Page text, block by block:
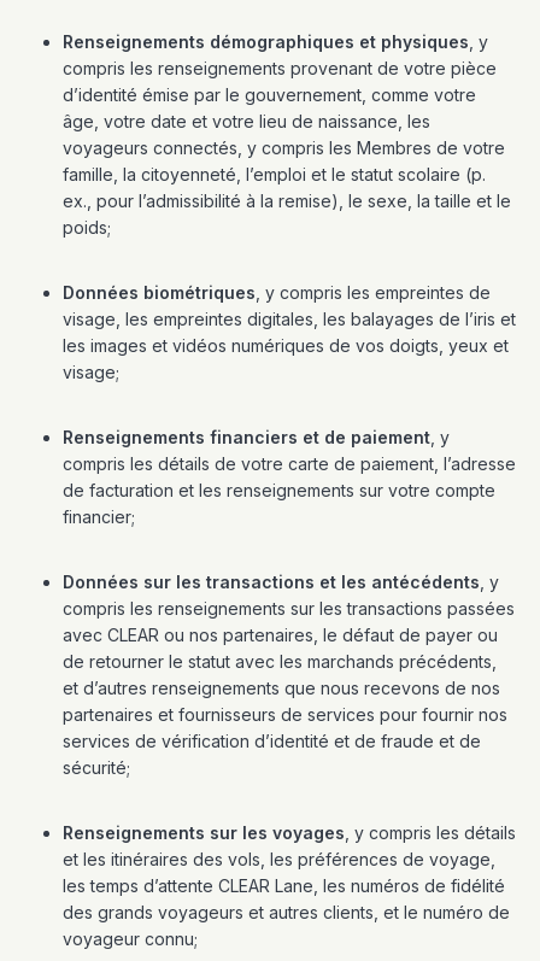
Renseignements démographiques et physiques , y
compris les renseignements provenant de votre pièce
d’identité émise par le gouvernement, comme votre
âge, votre date et votre lieu de naissance, les
voyageurs connectés, y compris les Membres de votre
famille, la citoyenneté, l’emploi et le statut scolaire (p.
ex., pour l’admissibilité à la remise), le sexe, la taille et le
poids;
Données biométriques , y compris les empreintes de
visage, les empreintes digitales, les balayages de l’iris et
les images et vidéos numériques de vos doigts, yeux et
visage;
Renseignements financiers et de paiement , y
compris les détails de votre carte de paiement, l’adresse
de facturation et les renseignements sur votre compte
financier;
Données sur les transactions et les antécédents , y
compris les renseignements sur les transactions passées
avec CLEAR ou nos partenaires, le défaut de payer ou
de retourner le statut avec les marchands précédents,
et d’autres renseignements que nous recevons de nos
partenaires et fournisseurs de services pour fournir nos
services de vérification d’identité et de fraude et de
sécurité;
Renseignements sur les voyages , y compris les détails
et les itinéraires des vols, les préférences de voyage,
les temps d’attente CLEAR Lane, les numéros de fidélité
des grands voyageurs et autres clients, et le numéro de
voyageur connu;